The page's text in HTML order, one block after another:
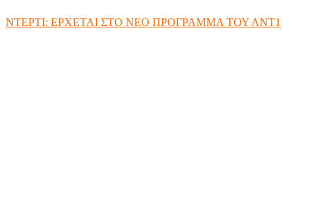
ΝΤΕΡΤΙ: ΕΡΧΕΤΑΙ ΣΤΟ ΝΕΟ ΠΡΟΓΡΑΜΜΑ ΤΟΥ ΑΝΤ1